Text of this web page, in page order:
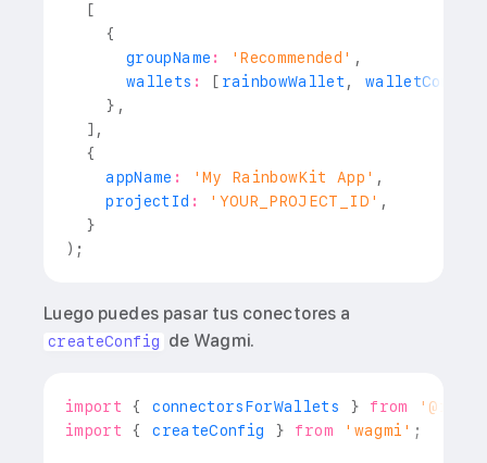
[
{
      groupName
: 'Recommended' ,
      wallets
: [ rainbowWallet ,
} ,
] ,
{
    appName
: 'My RainbowKit App' ,
    projectId
: 'YOUR_PROJECT_ID' ,
}
) ;
Luego puedes pasar tus conectores a
createConfig de Wagmi.
import { connectorsForWallets } from
import
{ createConfig } from 'wagmi' ;